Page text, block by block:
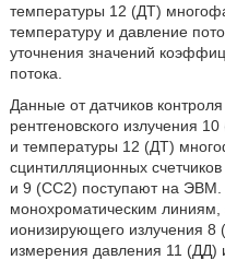
температуры 12 (ДТ)
температуру и давление
уточнения значений
потока.
Данные от датчиков
рентгеновского излучения
и температуры 12 (ДТ)
сцинтилляционных
и 9 (СС2) поступают на ЭВМ.
монохроматическим линиям,
ионизирующего излучения
измерения давления 11 (ДД)